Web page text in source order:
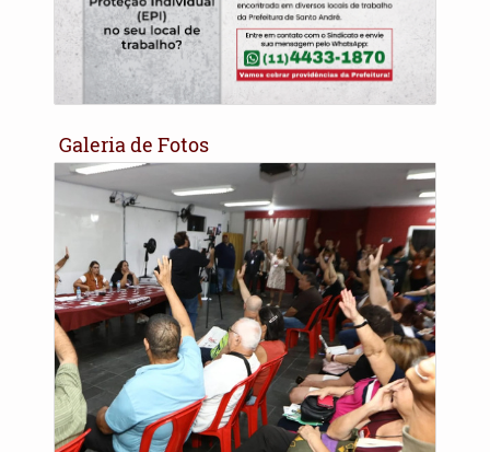
Galeria de Fotos